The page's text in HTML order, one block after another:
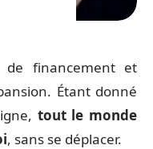
financement et
Étant donné
tout le monde
, sans se déplacer.